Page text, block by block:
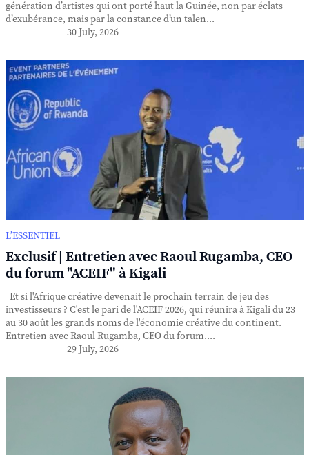
génération d’artistes qui ont porté haut la Guinée, non par éclats
d’exubérance, mais par la constance d’un talen...
30 July, 2026
L’ESSENTIEL
Exclusif | Entretien avec Raoul Rugamba, CEO
du forum "ACEIF" à Kigali
Et si l'Afrique créative devenait le prochain terrain de jeu des
investisseurs ? C'est le pari de l'ACEIF 2026, qui réunira à Kigali du 23
au 30 août les grands noms de l'économie créative du continent.
Entretien avec Raoul Rugamba, CEO du forum....
29 July, 2026